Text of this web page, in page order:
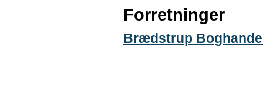
Forretninger
Brædstrup